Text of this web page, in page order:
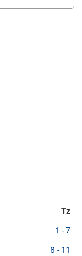
Tz
1 - 7
8 - 11